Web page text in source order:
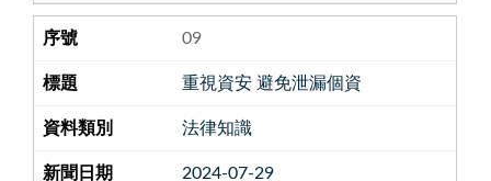
09
重視資安 避免泄漏個資
法律知識
2024-07-29